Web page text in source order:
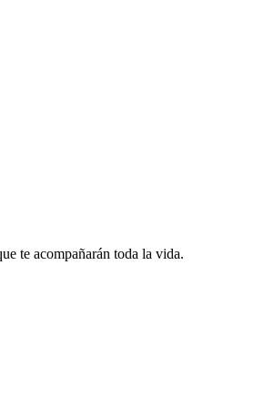
te acompañarán toda la vida.